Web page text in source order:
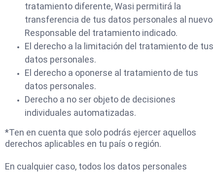
tratamiento diferente, Wasi permitirá la
transferencia de tus datos personales al nuevo
Responsable del tratamiento indicado.
El derecho a la limitación del tratamiento de tus
datos personales.
El derecho a oponerse al tratamiento de tus
datos personales.
Derecho a no ser objeto de decisiones
individuales automatizadas.
*Ten en cuenta que solo podrás ejercer aquellos
derechos aplicables en tu país o región.
En cualquier caso, todos los datos personales